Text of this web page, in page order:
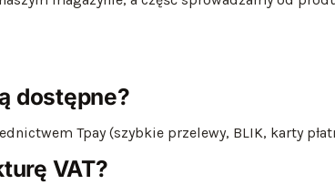
dostępne?
Tpay (szybkie przelewy, BLIK, karty
VAT?